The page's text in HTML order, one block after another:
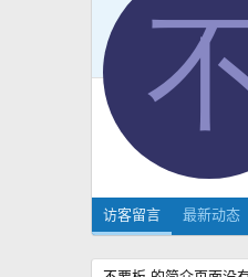
访客留言 最新动态